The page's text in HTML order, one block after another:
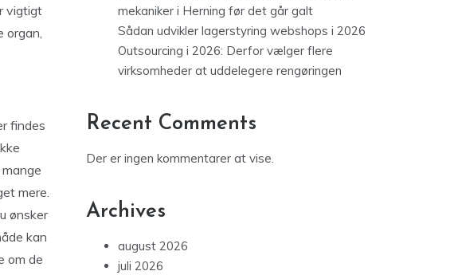
vigtigt
organ,
findes
mere.
ønsker
kan
om de
mekaniker i Herning før det går galt
Sådan udvikler lagerstyring webshops i 2026
Outsourcing i 2026: Derfor vælger flere
virksomheder at uddelegere rengøringen
Recent Comments
Der er ingen kommentarer at vise.
Archives
august 2026
juli 2026